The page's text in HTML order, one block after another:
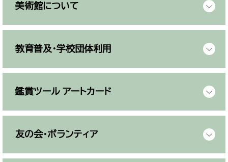
美術館について
教育普及・学校団体利用
鑑賞ツール アートカード
友の会・ボランティア